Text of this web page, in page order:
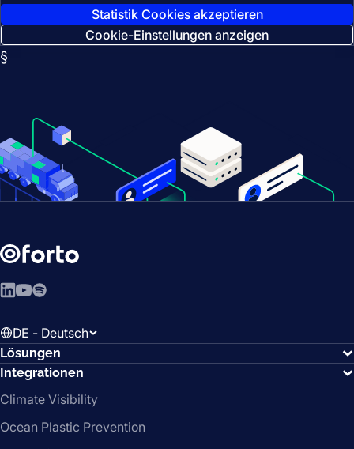
Statistik Cookies akzeptieren
Cookie-Einstellungen anzeigen
§
LinkedIn
YouTube
Spotify
DE - Deutsch
Lösungen
Integrationen
Climate Visibility
Ocean Plastic Prevention